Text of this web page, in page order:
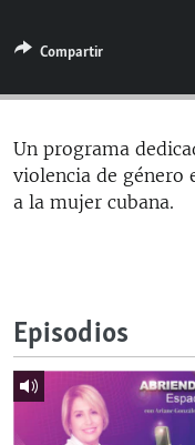
ESPECIALES
ESPECIALES
LA REALIDAD DE LA
SER VIEJO EN CUBA
KENTU-CUBANO
LA INVASIÓN DE
MULTIMEDIA
EDITORIALES
SÍGUENOS
Compartir
Un programa
violencia de género
a la mujer cubana.
Episodios